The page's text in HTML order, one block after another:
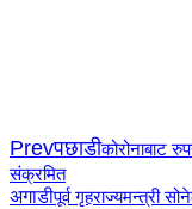
Prevपछाडीकोरोनाबाट
संक्रमित
अगाडीपूर्व गृहराज्यमन्त्री